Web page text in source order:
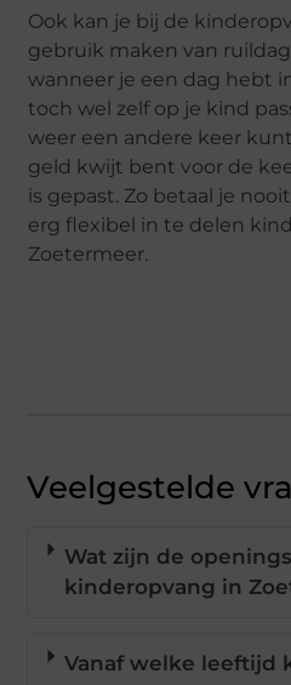
Ook kan je bij de
gebruik maken van
wanneer je een dag hebt
toch wel zelf op je kind
weer een andere keer
geld kwijt bent voor de
is gepast. Zo betaal je
erg flexibel in te delen
Zoetermeer.
Veelgestelde
Wat zijn de
kinderopvang in
Vanaf welke leeftijd